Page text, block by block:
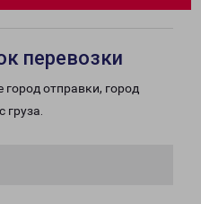
перевозки
отправки, город
груза.